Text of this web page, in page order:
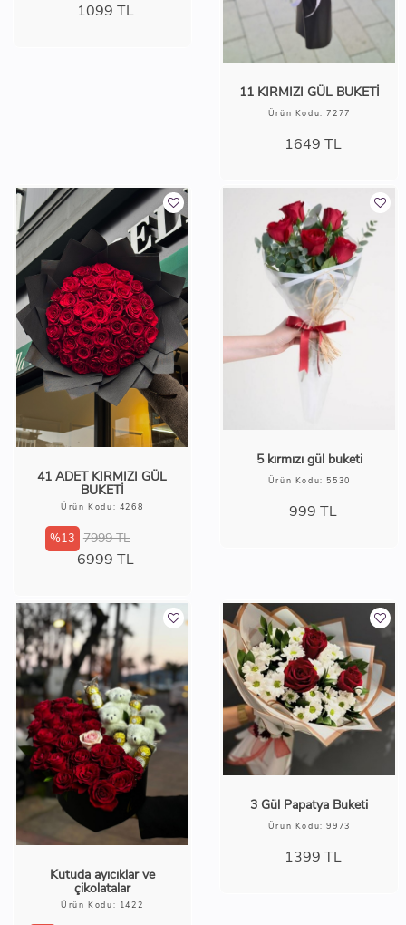
1099 TL
11 KIRMIZI GÜL BUKETİ
Ürün Kodu: 7277
1649 TL
41 ADET KIRMIZI GÜL
BUKETİ
Ürün Kodu: 4268
%13 7999 TL
6999 TL
5 kırmızı gül buketi
Ürün Kodu: 5530
999 TL
Kutuda ayıcıklar ve
çikolatalar
Ürün Kodu: 1422
3 Gül Papatya Buketi
Ürün Kodu: 9973
1399 TL